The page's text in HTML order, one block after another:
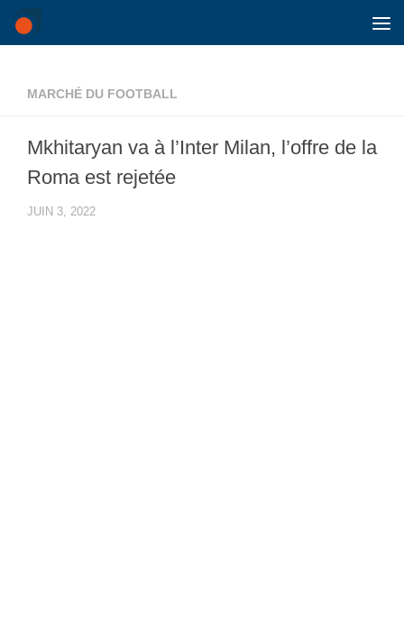
Skip to content
MARCHÉ DU FOOTBALL
Mkhitaryan va à l’Inter Milan, l’offre de la
Roma est rejetée
JUIN 3, 2022